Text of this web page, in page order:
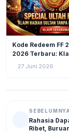
Kode Redeem FF
2026 Terbaru:
Gratis Ultah Free
27 Juni 2026
SEBELUMNYA
Rahasia
Ribet,